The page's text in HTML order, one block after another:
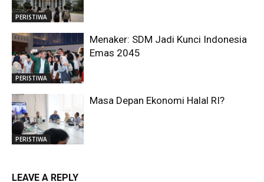
PERISTIWA
PERISTIWA
Menaker: SDM Jadi Kunci Indonesia
Emas 2045
PERISTIWA
Masa Depan Ekonomi Halal RI?
LEAVE A REPLY